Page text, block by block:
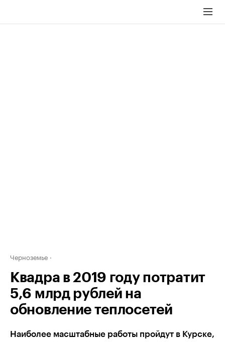
Черноземье
Квадра в 2019 году потратит
5,6 млрд рублей на
обновление теплосетей
Наиболее масштабные работы пройдут в Курске,